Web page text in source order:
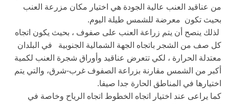
من عناقيد العنب عالية الجودة هي اختيار مكان مزرعة العنب
بحيث تكون معرضة للشمس طيلة اليوم.
لذلك ينصح أن يتم زراعة العنب على صفوف ، بحيث يكون اتجاه
كل صف من الشجر باتجاه الجهة الشمالية الجنوبية في البلدان
معتدلة الحرارة ، لكي تتعرض عناقيد وأوراق شجرة العنب لكمية
أكبر من الشمس مقارنة بزراعة الصفوف غرب-شرق، والتي يتم
اختيارها في المناطق الحارة جدا صيفا.
كما يراعى عند اختيار اتجاه الخطوط اتجاه الرياح وخاصة في